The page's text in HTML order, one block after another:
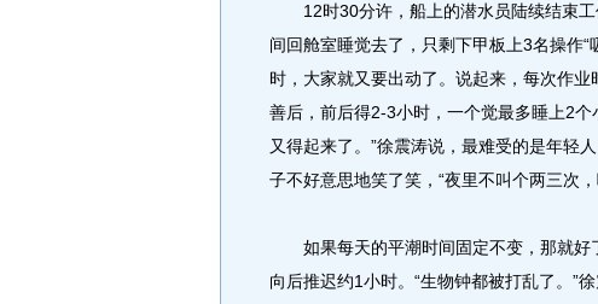
12时30分许，船上的潜水员陆续结束工
间回舱室睡觉去了，只剩下甲板上3名操作
时，大家就又要出动了。说起来，每次作
善后，前后得2-3小时，一个觉最多睡上2个
又得起来了。”徐震涛说，最难受的是年轻
子不好意思地笑了笑，“夜里不叫个两三次
如果每天的平潮时间固定不变，那就好
向后推迟约1小时。“生物钟都被打乱了。”徐